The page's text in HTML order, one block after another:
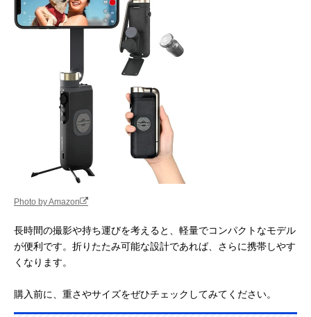
Photo by Amazon
長時間の撮影や持ち運びを考えると、軽量でコンパクトなモデル
が便利です。折りたたみ可能な設計であれば、さらに携帯しやす
くなります。
購入前に、重さやサイズをぜひチェックしてみてください。